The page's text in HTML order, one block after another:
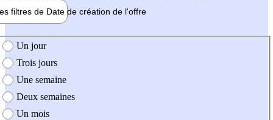
filtres de Date de création de l'offre
création de l'offre
Un jour
Trois jours
Une semaine
Deux semaines
Un mois